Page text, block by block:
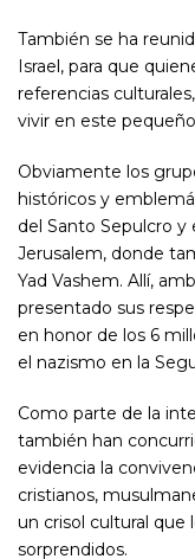
También se ha
Israel, para que
referencias
vivir en este
Obviamente los
históricos y
del Santo Sepulcro
Jerusalem, donde
Yad Vashem. Allí,
presentado sus
en honor de los 6
el nazismo en la
Como parte de la
también han
evidencia la
cristianos,
un crisol cultural que
sorprendidos.